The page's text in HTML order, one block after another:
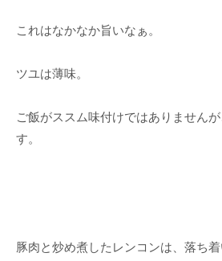
これはなかなか旨いなぁ。
ツユは薄味。
ご飯がススム味付けではありません
す。
豚肉と炒め煮したレンコンは、落ち